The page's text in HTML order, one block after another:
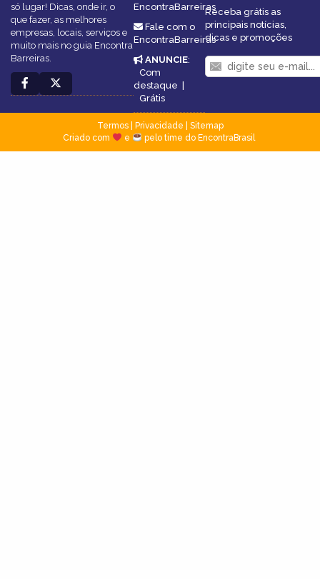
só lugar! Dicas, onde ir, o
que fazer, as melhores
empresas, locais, serviços e
muito mais no guia Encontra
Barreiras.
EncontraBarreiras
Fale com o
EncontraBarreiras
ANUNCIE:
Com
destaque |
Grátis
Receba grátis as
principais notícias,
dicas e promoções
Termos| Privacidade
Sitemap
Criado com
e pelo time do EncontraBrasil